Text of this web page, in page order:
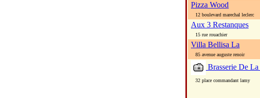
Pizza Wood
12 boulevard marechal leclerc
Aux 3 Restanques
15 rue rouachier
Villa Bellisa La
85 avenue auguste renoir
Brasserie De
32 place commandant lamy